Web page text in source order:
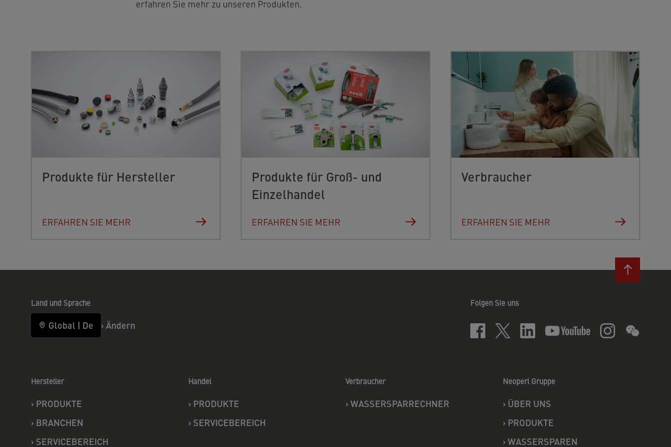
erfahren Sie mehr zu unseren Produkten.
Produkte für Hersteller
ERFAHREN SIE MEHR
Produkte für Groß- und
Einzelhandel
ERFAHREN SIE MEHR
Verbraucher
ERFAHREN SIE MEHR
Land und Sprache
Global | De › Ändern
Folgen Sie uns
Hersteller
› PRODUKTE
› BRANCHEN
› SERVICEBEREICH
Handel
› PRODUKTE
› SERVICEBEREICH
Verbraucher
› WASSERSPARRECHNER
Neoperl Gruppe
› ÜBER UNS
› PRODUKTE
› WASSERSPAREN